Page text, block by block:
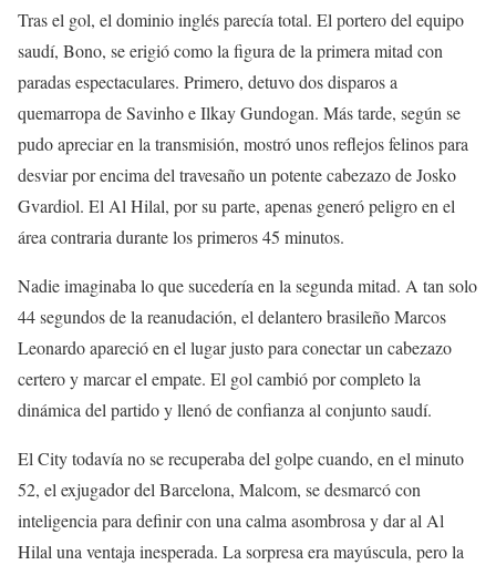
Tras el gol, el dominio inglés parecía total. El portero del equipo
saudí, Bono, se erigió como la figura de la primera mitad con
paradas espectaculares. Primero, detuvo dos disparos a
quemarropa de Savinho e Ilkay Gundogan. Más tarde, según se
pudo apreciar en la transmisión, mostró unos reflejos felinos para
desviar por encima del travesaño un potente cabezazo de Josko
Gvardiol. El Al Hilal, por su parte, apenas generó peligro en el
área contraria durante los primeros 45 minutos.
Nadie imaginaba lo que sucedería en la segunda mitad. A tan solo
44 segundos de la reanudación, el delantero brasileño Marcos
Leonardo apareció en el lugar justo para conectar un cabezazo
certero y marcar el empate. El gol cambió por completo la
dinámica del partido y llenó de confianza al conjunto saudí.
El City todavía no se recuperaba del golpe cuando, en el minuto
52, el exjugador del Barcelona, Malcom, se desmarcó con
inteligencia para definir con una calma asombrosa y dar al Al
Hilal una ventaja inesperada. La sorpresa era mayúscula, pero la